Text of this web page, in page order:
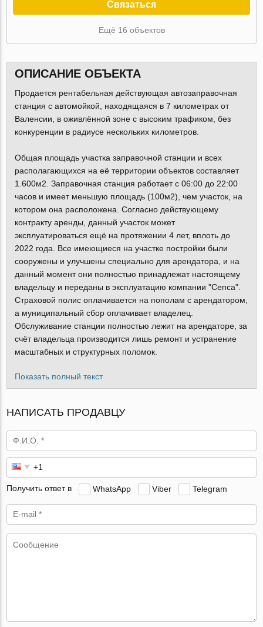
Связаться
Ещё 16 объектов
ОПИСАНИЕ ОБЪЕКТА
Продается рентабельная действующая автозаправочная
станция с автомойкой, находящаяся в 7 километрах от
Валенсии, в оживлённой зоне с высоким трафиком, без
конкуренции в радиусе нескольких километров.
Общая площадь участка заправочной станции и всех
располагающихся на её территории объектов составляет
1.600м2. Заправочная станция работает с 06:00 до 22:00
часов и имеет меньшую площадь (100м2), чем участок, на
котором она расположена. Согласно действующему
контракту аренды, данный участок может
эксплуатироваться ещё на протяжении 4 лет, вплоть до
2022 года. Все имеющиеся на участке постройки были
сооружены и улучшены специально для арендатора, и на
данный момент они полностью принадлежат настоящему
владельцу и переданы в эксплуатацию компании "Сепса".
Страховой полис оплачивается на пополам с арендатором,
а муниципальный сбор оплачивает владелец.
Обслуживание станции полностью лежит на арендаторе, за
счёт владельца производится лишь ремонт и устранение
масштабных и структурных поломок.
Показать полный текст
НАПИСАТЬ ПРОДАВЦУ
Получить ответ в WhatsApp Viber Telegram